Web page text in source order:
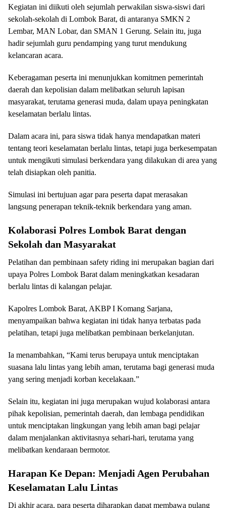
Kegiatan ini diikuti oleh sejumlah perwakilan siswa-siswi dari
sekolah-sekolah di Lombok Barat, di antaranya SMKN 2
Lembar, MAN Lobar, dan SMAN 1 Gerung. Selain itu, juga
hadir sejumlah guru pendamping yang turut mendukung
kelancaran acara.
Keberagaman peserta ini menunjukkan komitmen pemerintah
daerah dan kepolisian dalam melibatkan seluruh lapisan
masyarakat, terutama generasi muda, dalam upaya peningkatan
keselamatan berlalu lintas.
Dalam acara ini, para siswa tidak hanya mendapatkan materi
tentang teori keselamatan berlalu lintas, tetapi juga berkesempatan
untuk mengikuti simulasi berkendara yang dilakukan di area yang
telah disiapkan oleh panitia.
Simulasi ini bertujuan agar para peserta dapat merasakan
langsung penerapan teknik-teknik berkendara yang aman.
Kolaborasi Polres Lombok Barat dengan
Sekolah dan Masyarakat
Pelatihan dan pembinaan safety riding ini merupakan bagian dari
upaya Polres Lombok Barat dalam meningkatkan kesadaran
berlalu lintas di kalangan pelajar.
Kapolres Lombok Barat, AKBP I Komang Sarjana,
menyampaikan bahwa kegiatan ini tidak hanya terbatas pada
pelatihan, tetapi juga melibatkan pembinaan berkelanjutan.
Ia menambahkan, “Kami terus berupaya untuk menciptakan
suasana lalu lintas yang lebih aman, terutama bagi generasi muda
yang sering menjadi korban kecelakaan.”
Selain itu, kegiatan ini juga merupakan wujud kolaborasi antara
pihak kepolisian, pemerintah daerah, dan lembaga pendidikan
untuk menciptakan lingkungan yang lebih aman bagi pelajar
dalam menjalankan aktivitasnya sehari-hari, terutama yang
melibatkan kendaraan bermotor.
Harapan Ke Depan: Menjadi Agen Perubahan
Keselamatan Lalu Lintas
Di akhir acara, para peserta diharapkan dapat membawa pulang